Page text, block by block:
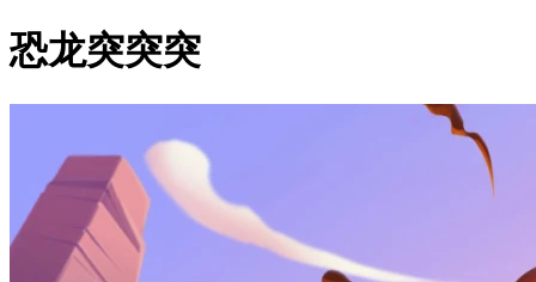
恐龙突突突